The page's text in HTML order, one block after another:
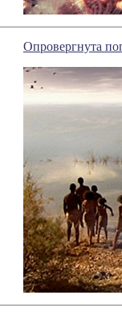
Опровергнута